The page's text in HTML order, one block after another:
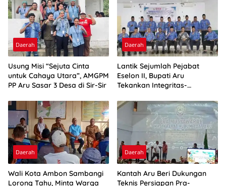
Daerah
Usung Misi “Sejuta Cinta
untuk Cahaya Utara”, AMGPM
PP Aru Sasar 3 Desa di Sir-Sir
Daerah
Lantik Sejumlah Pejabat
Eselon II, Bupati Aru
Tekankan Integritas-
Daerah
Wali Kota Ambon Sambangi
Lorong Tahu, Minta Warga
Daerah
Kantah Aru Beri Dukungan
Teknis Persiapan Pra-